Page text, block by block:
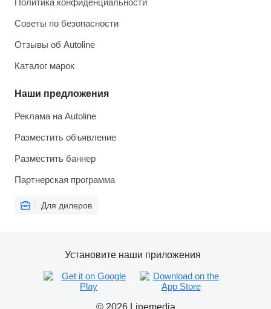
Политика конфиденциальности
Советы по безопасности
Отзывы об Autoline
Каталог марок
Наши предложения
Реклама на Autoline
Разместить объявление
Разместить баннер
Партнерская программа
Для дилеров
© 2026 Linemedia
Установите наши приложения